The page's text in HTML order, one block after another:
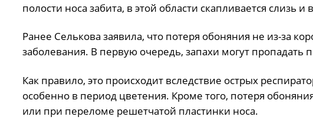
полости носа забита, в этой области скапливается слизь
Ранее Селькова заявила, что потеря обоняния не из-за
заболевания. В первую очередь, запахи могут пропадать
Как правило, это происходит вследствие острых
особенно в период цветения. Кроме того, потеря
или при переломе решетчатой пластинки носа.